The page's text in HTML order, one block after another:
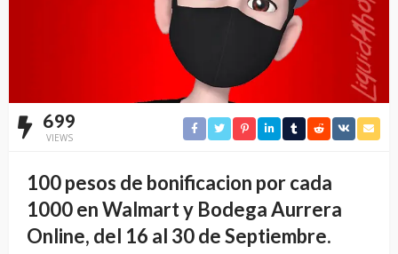
699
VIEWS
100 pesos de bonificacion por cada
1000 en Walmart y Bodega Aurrera
Online, del 16 al 30 de Septiembre.